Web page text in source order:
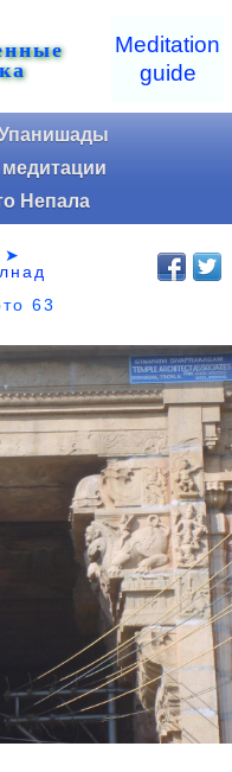
Meditation
guide
Непала
➤
63